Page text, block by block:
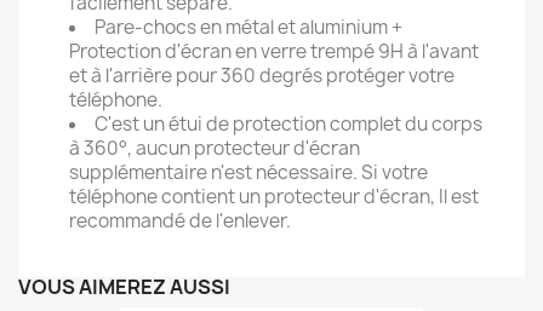
Pare-chocs en métal et aluminium +
Protection d'écran en verre trempé 9H à l'avant
et à l'arrière pour 360 degrés protéger votre
téléphone.
C'est un étui de protection complet du corps
à 360°, aucun protecteur d'écran
supplémentaire n'est nécessaire. Si votre
téléphone contient un protecteur d'écran, Il est
recommandé de l'enlever.
VOUS AIMEREZ AUSSI